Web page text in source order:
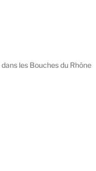
les Bouches du Rhône